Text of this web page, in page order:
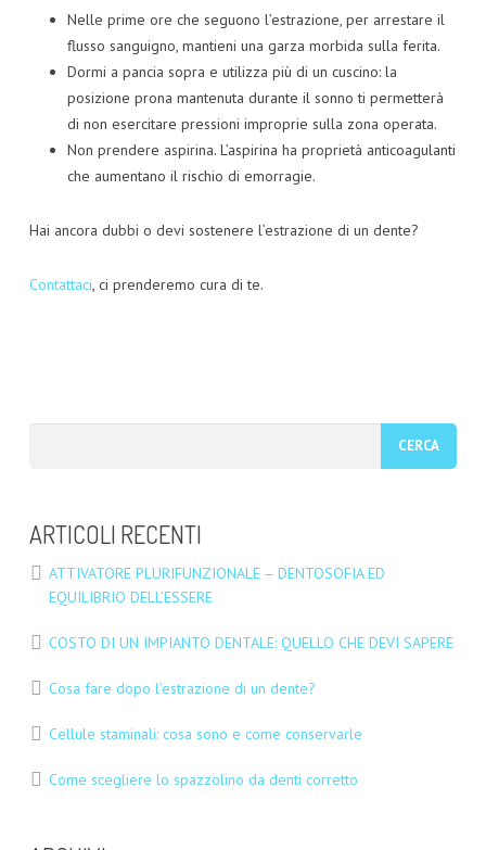
Nelle prime ore che seguono l’estrazione, per arrestare il
flusso sanguigno, mantieni una garza morbida sulla ferita.
Dormi a pancia sopra e utilizza più di un cuscino: la
posizione prona mantenuta durante il sonno ti permetterà
di non esercitare pressioni improprie sulla zona operata.
Non prendere aspirina. L’aspirina ha proprietà anticoagulanti
che aumentano il rischio di emorragie.
Hai ancora dubbi o devi sostenere l’estrazione di un dente?
Contattaci, ci prenderemo cura di te.
ARTICOLI RECENTI
ATTIVATORE PLURIFUNZIONALE – DENTOSOFIA ED
EQUILIBRIO DELL’ESSERE
COSTO DI UN IMPIANTO DENTALE: QUELLO CHE DEVI SAPERE
Cosa fare dopo l’estrazione di un dente?
Cellule staminali: cosa sono e come conservarle
Come scegliere lo spazzolino da denti corretto